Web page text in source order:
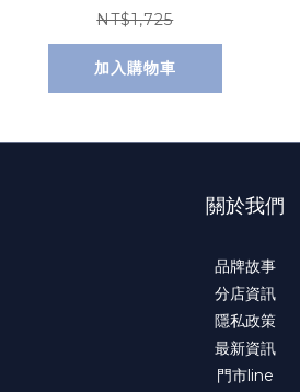
NT$1,725
加入購物車
關於我們
品牌故事
分店資訊
隱私政策
最新資訊
門市line